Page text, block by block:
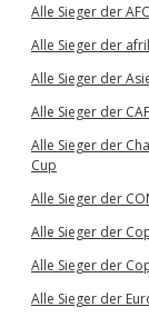
Alle Sieger der
Alle Sieger der
Alle Sieger der
Alle Sieger der
Alle Sieger der
Cup
Alle Sieger der
Alle Sieger der
Alle Sieger der
Alle Sieger der